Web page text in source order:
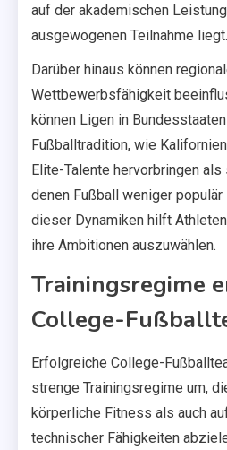
auf der akademischen
ausgewogenen Teilnahme liegt.
Darüber hinaus können
Wettbewerbsfähigkeit
können Ligen in
Fußballtradition, wie
Elite-Talente hervorbringen als
denen Fußball weniger
dieser Dynamiken hilft
ihre Ambitionen auszuwählen.
Trainingsregime
College-
Erfolgreiche College-
strenge Trainingsregime um,
körperliche Fitness als auch
technischer Fähigkeiten